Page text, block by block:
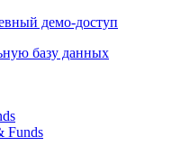
демо-доступ
базу данных
Funds